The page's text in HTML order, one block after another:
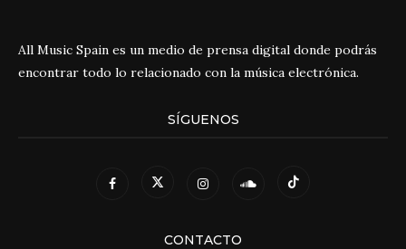
All Music Spain es un medio de prensa digital donde podrás
encontrar todo lo relacionado con la música electrónica.
SÍGUENOS
CONTACTO